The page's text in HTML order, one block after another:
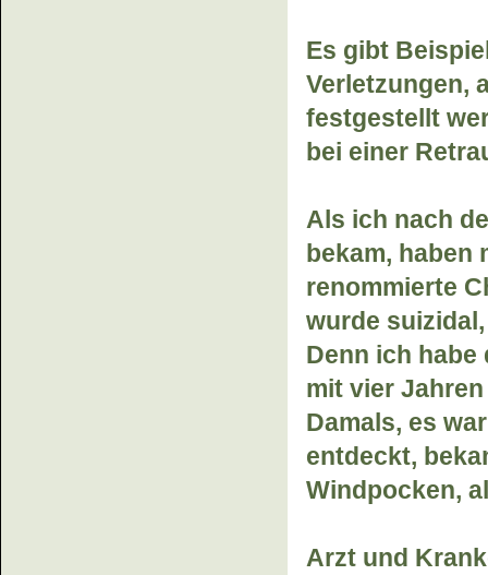
Es gibt
Verletzungen,
festgestellt
bei einer
Als ich nach
bekam, haben
renommierte
wurde
Denn ich habe
mit vier
Damals, es
entdeckt,
Windpocken,
Arzt und